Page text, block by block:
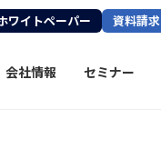
ワイトペーパー 資料請求
会社情報 セミナー